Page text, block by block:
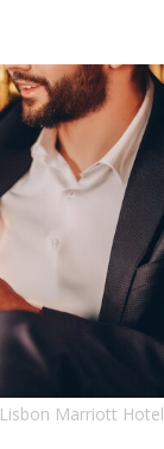
Lisbon Marriott Hotel